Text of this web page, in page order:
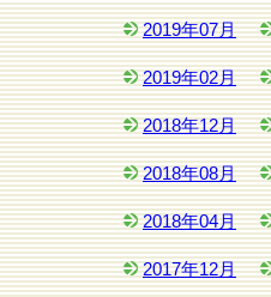
2019年07月
2019年02月
2018年12月
2018年08月
2018年04月
2017年12月